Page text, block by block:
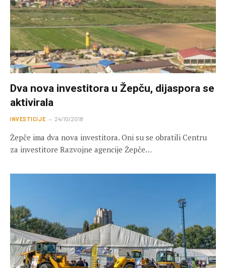
Dva nova investitora u Žepču, dijaspora se
aktivirala
INVESTICIJE 24/10/2018
Žepče ima dva nova investitora. Oni su se obratili Centru
za investitore Razvojne agencije Žepče…